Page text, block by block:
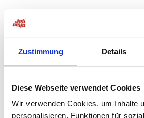
Zustimmung Details
Diese Webseite verwendet Cookies
Wir verwenden Cookies, um Inhalte
personalisieren, Funktionen für